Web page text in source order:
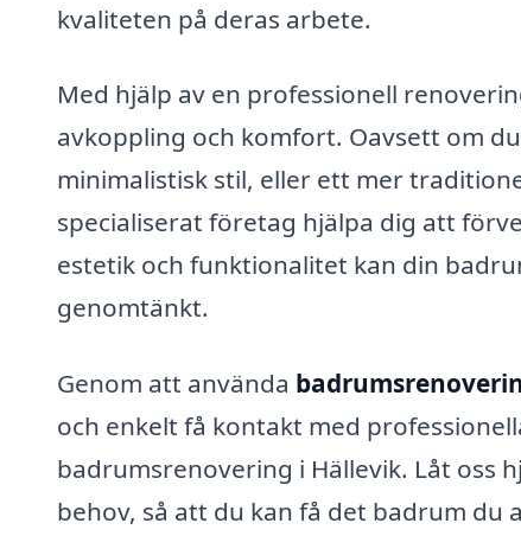
kvaliteten på deras arbete.
Med hjälp av en professionell
avkoppling och komfort. Oavsett om
minimalistisk stil, eller ett mer
specialiserat företag hjälpa dig att
estetik och funktionalitet kan din
genomtänkt.
Genom att använda
och enkelt få kontakt med
badrumsrenovering i Hällevik. Låt oss
behov, så att du kan få det badrum du